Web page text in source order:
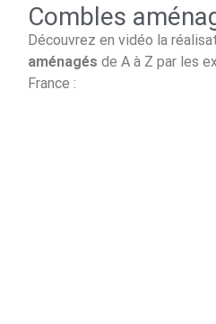
Combles
Découvrez en vidéo la
aménagés de A à Z par les
France :